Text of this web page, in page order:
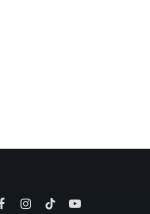
FacebookInstagramTikTok YouTube